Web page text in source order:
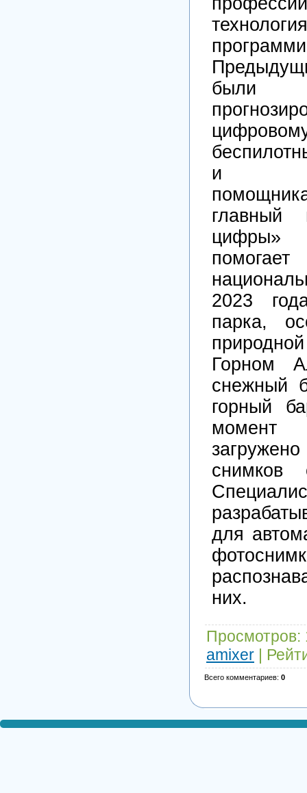
были
и
главный
цифры»
2023
парка,
Горном
снежный
горный
момент
снимков
для
них.
Просмотров:
amixer |
Всего комментариев: 0